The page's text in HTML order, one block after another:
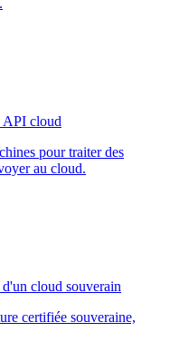
API cloud
pour traiter des
au cloud.
cloud souverain
certifiée souveraine,